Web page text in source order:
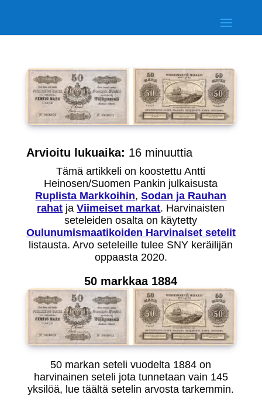
Arvioitu lukuaika: 16 minuuttia
Tämä artikkeli on koostettu Antti
Heinosen/Suomen Pankin julkaisusta
Ruplista Markkoihin,Sodan ja Rauhan
rahat jaViimeiset markat. Harvinaisten
seteleiden osalta on käytetty
Oulunumismaatikoiden Harvinaiset setelit
listausta. Arvo seteleille tulee SNY keräilijän
oppaasta 2020.
50 markkaa 1884
50 markan seteli vuodelta 1884 on
harvinainen seteli jota tunnetaan vain 145
yksilöä, lue täältä setelin arvosta tarkemmin.